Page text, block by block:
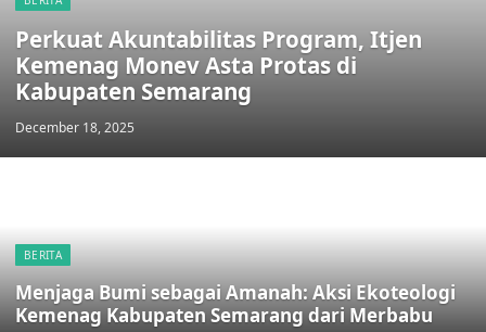
Perkuat Akuntabilitas Program, Itjen
Kemenag Monev Asta Protas di
Kabupaten Semarang
December 18, 2025
BERITA
Menjaga Bumi sebagai Amanah: Aksi Ekoteologi
Kemenag Kabupaten Semarang dari Merbabu